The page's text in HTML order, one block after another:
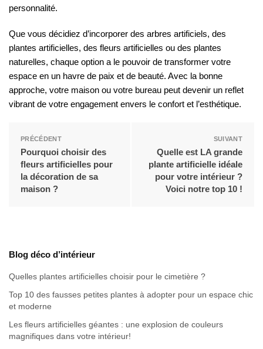
personnalité.
Que vous décidiez d’incorporer des arbres artificiels, des
plantes artificielles, des fleurs artificielles ou des plantes
naturelles, chaque option a le pouvoir de transformer votre
espace en un havre de paix et de beauté. Avec la bonne
approche, votre maison ou votre bureau peut devenir un reflet
vibrant de votre engagement envers le confort et l’esthétique.
PRÉCÉDENT
Pourquoi choisir des
fleurs artificielles pour
la décoration de sa
maison ?
SUIVANT
Quelle est LA grande
plante artificielle idéale
pour votre intérieur ?
Voici notre top 10 !
Blog déco d’intérieur
Quelles plantes artificielles choisir pour le cimetière ?
Top 10 des fausses petites plantes à adopter pour un espace chic
et moderne
Les fleurs artificielles géantes : une explosion de couleurs
magnifiques dans votre intérieur!